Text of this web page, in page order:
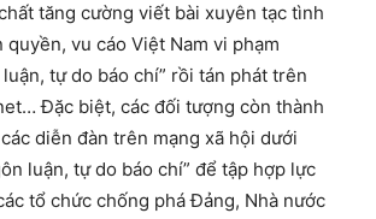
tăng cường viết bài xuyên tạc tình
quyền, vu cáo Việt Nam vi phạm
tự do báo chí” rồi tán phát trên
Đặc biệt, các đối tượng còn thành
diễn đàn trên mạng xã hội dưới
luận, tự do báo chí” để tập hợp lực
tổ chức chống phá Đảng, Nhà nước